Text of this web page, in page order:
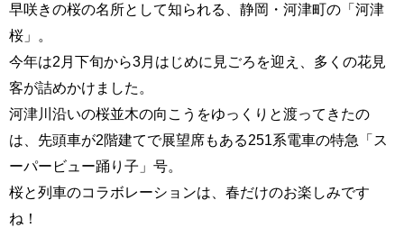
早咲きの桜の名所として知られる、静岡・河津町の「河津
桜」。
今年は2月下旬から3月はじめに見ごろを迎え、多くの花見
客が詰めかけました。
河津川沿いの桜並木の向こうをゆっくりと渡ってきたの
は、先頭車が2階建てで展望席もある251系電車の特急「ス
ーパービュー踊り子」号。
桜と列車のコラボレーションは、春だけのお楽しみです
ね！